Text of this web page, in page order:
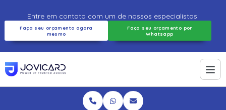
Entre em contato com um de nossos especialistas!
Faça seu orçamento agora
mesmo
Faça seu orçamento por
Whatsapp